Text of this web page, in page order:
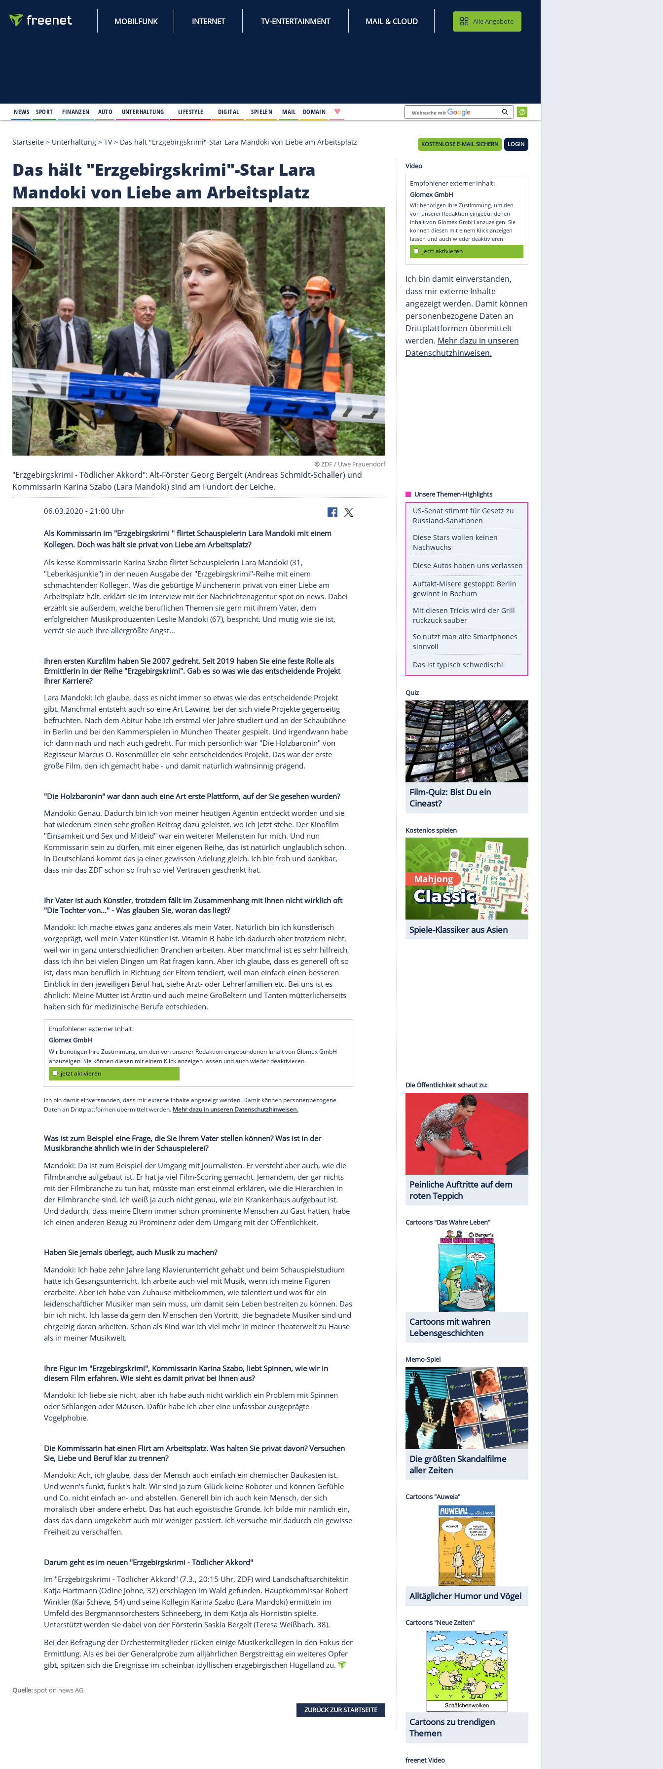
MOBILFUNK INTERNET TV-ENTERTAINMENT MAIL & CLOUD
KOSTENLOSE E-MAIL SICHERN
Startseite >Unterhaltung >TV >Das hält "Erzgebirgskrimi"-Star Lara Mandoki von Liebe am Arbeitsplatz
Das hält "Erzgebirgskrimi"-Star Lara
Mandoki von Liebe am Arbeitsplatz
ZDF / Uwe Frauendorf
"Erzgebirgskrimi - Tödlicher Akkord": Alt-Förster Georg Bergelt (Andreas Schmidt-Schaller) und
Kommissarin Karina Szabo (Lara Mandoki) sind am Fundort der Leiche.
06.03.2020 - 21:00 Uhr
mit einem
Kollegen. Doch was hält sie privat von Liebe am Arbeitsplatz?
Als kesse KommissarinKarina Szabo flirtet SchauspielerinLara Mandoki
schmachtenden Kollegen. Was die gebürtige Münchenerin privat von einer Liebe am
Arbeitsplatz hält, erklärt sie im Interview mit der Nachrichtenagentur spot on news. Dabei
erzählt sie außerdem, welche beruflichen Themen sie gern mit ihrem Vater, dem
erfolgreichen MusikproduzentenLeslie Mandoki(67), bespricht. Und mutig wie sie ist,
verrät sie auch ihre allergrößte Angst...
Ihren ersten Kurzfilm haben Sie 2007 gedreht. Seit 2019 haben Sie eine feste Rolle als
Ermittlerin in der Reihe " Erzgebirgskrimi". Gab es so was wie das entscheidende Projekt
Ihrer Karriere?
Lara Mandoki: Ich glaube, dass es nicht immer so etwas wie das entscheidende Projekt
gibt. Manchmal entsteht auch so eine Art Lawine, bei der sich viele Projekte gegenseitig
befruchten. Nach dem Abitur habe ich erstmal vier Jahre studiert und an der Schaubühne
Theater gespielt. Und irgendwann habe
ich dann nach und nach auch gedreht. Für mich persönlich war "Die Holzbaronin" von
RegisseurMarcus O. Rosenmüllerein sehr entscheidendes Projekt. Das war der erste
große Film, den ich gemacht habe - und damit natürlich wahnsinnig prägend.
"Die Holzbaronin" war dann auch eine Art erste Plattform, auf der Sie gesehen wurden?
Mandoki: Genau. Dadurch bin ich von meiner heutigen Agentin entdeckt worden und sie
hat wiederum einen sehr großen Beitrag dazu geleistet, wo ich jetzt stehe. Der Kinofilm
"Einsamkeit undSexund Mitleid" war ein weiterer Meilenstein für mich. Und nun
Kommissarin sein zu dürfen, mit einer eigenen Reihe, das ist natürlich unglaublich schön.
InDeutschland kommt das ja einer gewissen Adelung gleich. Ich bin froh und dankbar,
dass mir dasZDFschon so früh so viel Vertrauen geschenkt hat.
Ihr Vater ist auch Künstler, trotzdem fällt im Zusammenhang mit Ihnen nicht wirklich oft
"Die Tochter von..." - Was glauben Sie, woran das liegt?
Mandoki: Ich mache etwas ganz anderes als mein Vater. Natürlich bin ich künstlerisch
vorgeprägt, weil mein Vater Künstler ist. Vitamin B habe ich dadurch aber trotzdem nicht,
weil wir in ganz unterschiedlichen Branchen arbeiten. Aber manchmal ist es sehr hilfreich,
dass ich ihn bei vielen Dingen um Rat fragen kann. Aber ich glaube, dass es generell oft so
ist, dass man beruflich in Richtung der Eltern tendiert, weil man einfach einen besseren
Einblick in den jeweiligen Beruf hat, siehe Arzt- oder Lehrerfamilien etc. Bei uns ist es
ähnlich: Meine Mutter ist Ärztin und auch meine Großeltern und Tanten mütterlicherseits
haben sich für medizinische Berufe entschieden.
Glomex GmbH
Wir benötigen Ihre Zustimmung, um den von unserer Redaktion eingebundenen Inhalt von Glomex GmbH
anzuzeigen. Sie können diesen mit einem Klick anzeigen lassen und auch wieder deaktivieren.
jetzt aktivieren
Ich bin damit einverstanden, dass mir externe Inhalte angezeigt werden. Damit können personenbezogene
Daten an Drittplattformen übermittelt werden.
Was ist zum Beispiel eine Frage, die Sie Ihrem Vater stellen können? Was ist in der
Musikbranche ähnlich wie in der Schauspielerei?
Mandoki: Da ist zum Beispiel der Umgang mit Journalisten. Er versteht aber auch, wie die
Filmbranche aufgebaut ist. Er hat ja viel Film-Scoring gemacht. Jemandem, der gar nichts
mit der Filmbranche zu tun hat, müsste man erst einmal erklären, wie die Hierarchien in
der Filmbranche sind. Ich weiß ja auch nicht genau, wie ein Krankenhaus aufgebaut ist.
Und dadurch, dass meine Eltern immer schon prominente Menschen zu Gast hatten, habe
ich einen anderen Bezug zu Prominenz oder dem Umgang mit der Öffentlichkeit.
Haben Sie jemals überlegt, auch Musik zu machen?
Mandoki: Ich habe zehn Jahre lang Klavierunterricht gehabt und beim Schauspielstudium
hatte ich Gesangsunterricht. Ich arbeite auch viel mit Musik, wenn ich meine Figuren
erarbeite. Aber ich habe von Zuhause mitbekommen, wie talentiert und was für ein
leidenschaftlicher Musiker man sein muss, um damit sein Leben bestreiten zu können. Das
bin ich nicht. Ich lasse da gern den Menschen den Vortritt, die begnadete Musiker sind und
ehrgeizig daran arbeiten. Schon als Kind war ich viel mehr in meiner Theaterwelt zu Hause
als in meiner Musikwelt.
Ihre Figur im "Erzgebirgskrimi", KommissarinKarina Szabo, liebt Spinnen, wie wir in
diesem Film erfahren. Wie sieht es damit privat bei Ihnen aus?
Mandoki: Ich liebe sie nicht, aber ich habe auch nicht wirklich ein Problem mit Spinnen
oder Schlangen oder Mäusen. Dafür habe ich aber eine unfassbar ausgeprägte
. Was halten Sie privat davon? Versuchen
Empfohlener externer Inhalt:
Glomex GmbH
Wir benötigen Ihre Zustimmung, um den
von unserer Redaktion eingebundenen
Inhalt von Glomex GmbH anzuzeigen. Sie
können diesen mit einem Klick anzeigen
jetzt aktivieren
Ich bin damit einverstanden,
dass mir externe Inhalte
US-Senat stimmt für Gesetz zu
Russland-Sanktionen
Auftakt-Misere gestoppt: Berlin
gewinnt in Bochum
Mit diesen Tricks wird der Grill
ruckzuck sauber
So nutzt man alte Smartphones
sinnvoll
Spiele-Klassiker aus Asien
Die Öffentlichkeit schaut zu:
Peinliche Auftritte auf dem
roten Teppich
Cartoons mit wahren
Lebensgeschichten
Memo-Spiel